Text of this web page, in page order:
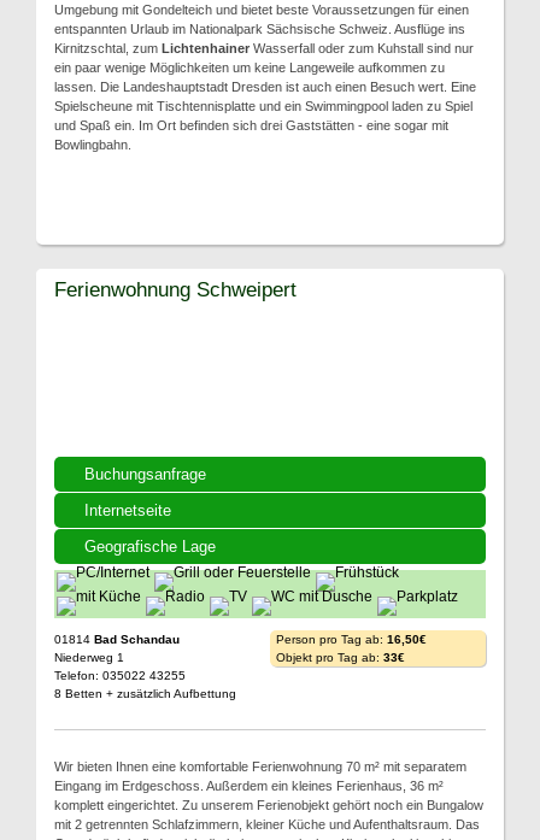
Umgebung mit Gondelteich und bietet beste Voraussetzungen für einen
entspannten Urlaub im Nationalpark Sächsische Schweiz. Ausflüge ins
Kirnitzschtal, zum Lichtenhainer Wasserfall oder zum Kuhstall sind nur
ein paar wenige Möglichkeiten um keine Langeweile aufkommen zu
lassen. Die Landeshauptstadt Dresden ist auch einen Besuch wert. Eine
Spielscheune mit Tischtennisplatte und ein Swimmingpool laden zu Spiel
und Spaß ein. Im Ort befinden sich drei Gaststätten - eine sogar mit
Bowlingbahn.
Buchungsanfrage
Internetseite
Geografische Lage
Ferienwohnung Schweipert
01814 Bad Schandau
Niederweg 1
Telefon: 035022 43255
8 Betten + zusätzlich Aufbettung
Person pro Tag ab: 16,50€
Objekt pro Tag ab: 33€
Wir bieten Ihnen eine komfortable Ferienwohnung 70 m² mit separatem
Eingang im Erdgeschoss. Außerdem ein kleines Ferienhaus, 36 m²
komplett eingerichtet. Zu unserem Ferienobjekt gehört noch ein Bungalow
mit 2 getrennten Schlafzimmern, kleiner Küche und Aufenthaltsraum. Das